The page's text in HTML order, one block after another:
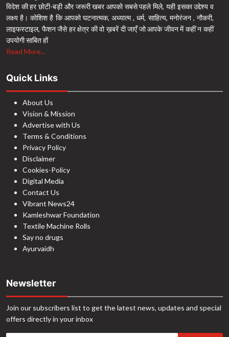
विदेश की हर छोटी-बड़ी और जरूरी खबर आपको सबसे पहले मिले, यही इसका उद्देश्य व
लक्ष्य है। कोशिश है कि आपको घटनात्मक, अध्यात्म , धर्म, साहित्य, मनोरंजन , नौकरी,
लाइफस्टाइल, फैशन जैसे हर क्षेत्र की वो ख़बरें दी जाएँ जो आपके जीवन में कहीं न कहीं
उपयोगी साबित हों
Read More...
Quick Links
About Us
Vision & Mission
Advertise with Us
Terms & Conditions
Privacy Policy
Disclaimer
Cookies-Policy
Digital Media
Contact Us
Vibrant News24
Kamleshwar Foundation
Textile Machine Rolls
Say no drugs
Ayurvaidh
Newsletter
Join our subscribers list to get the latest news, updates and special
offers directly in your inbox